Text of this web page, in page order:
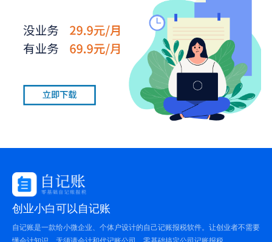
创业小白可以自记账
自记账是一款给小微企业、个体户设计的自己记账报税软件。让创业者不需要